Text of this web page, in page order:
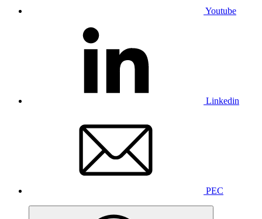
Youtube
Linkedin
PEC